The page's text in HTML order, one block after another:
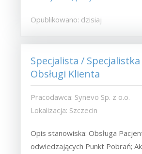
Opublikowano: dzisiaj
Specjalista / Specjalistka
Obsługi Klienta
Pracodawca: Synevo Sp. z o.o.
Lokalizacja: Szczecin
Opis stanowiska: Obsługa
odwiedzających Punkt Pobrań;